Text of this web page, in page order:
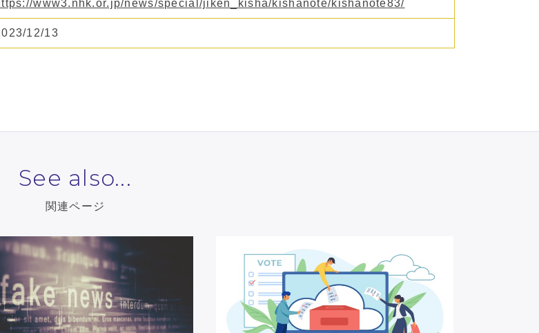
www3.nhk.or.jp/news/special/jiken_kisha/kishanote/kishanote83/
12/13
See also...
関連ページ